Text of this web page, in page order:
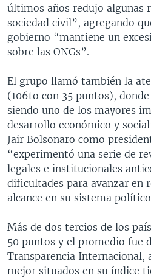
últimos años redujo algunas
sociedad civil”, agregando
gobierno “mantiene un
sobre las ONGs”.
El grupo llamó también la
(106to con 35 puntos),
siendo uno de los mayores
desarrollo económico y
Jair Bolsonaro como
“experimentó una serie de
legales e institucionales
dificultades para avanzar en
alcance en su sistema
Más de dos tercios de los
50 puntos y el promedio fue
Transparencia Internacional,
mejor situados en su índice